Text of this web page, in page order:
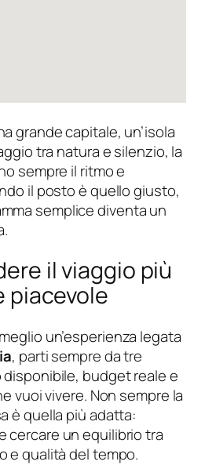
grande capitale, un’isola
tra natura e silenzio, la
sempre il ritmo e
il posto è quello giusto,
semplice diventa un
il viaggio più
piacevole
un’esperienza legata
, parti sempre da tre
budget reale e
vuoi vivere. Non sempre la
è quella più adatta:
cercare un equilibrio tra
e qualità del tempo.